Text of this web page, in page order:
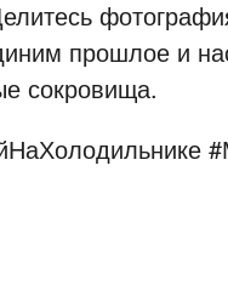
прошлое и
сокровища.